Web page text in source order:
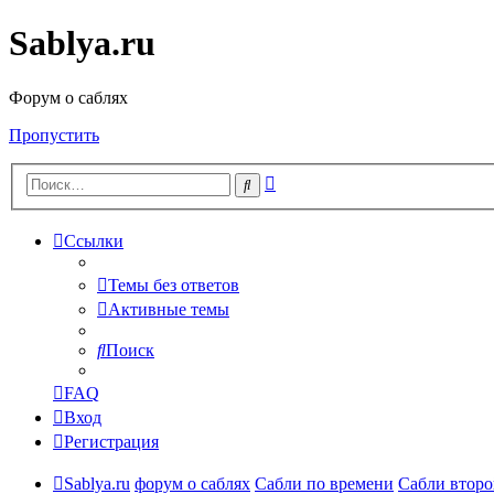
Sablya.ru
Форум о саблях
Пропустить
Поиск
Ссылки
Темы без ответов
Активные темы
Поиск
FAQ
Вход
Регистрация
Sablya.ru форум о саблях Сабли по времени Сабли